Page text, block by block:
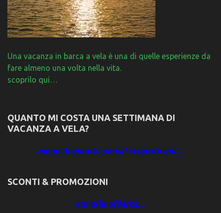
Una vacanza in barca a vela è una di quelle esperienze da
fare almeno una volta nella vita.
scoprilo qui…
QUANTO MI COSTA UNA SETTIMANA DI
VACANZA A VELA?
meno di quanto pensi! scoprilo qui…
SCONTI & PROMOZIONI
vai alle offerte…